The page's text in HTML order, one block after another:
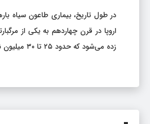
در طول تاریخ، بیماری طاعون سیاه
اروپا در قرن چهاردهم به یکی از
زده می‌شود که حدود ۲۵ تا ۳۰ میلیون نفر را در سراسر اروپا کشته و تا ۵۰ درصد از جمعیت آن را از دست داد.